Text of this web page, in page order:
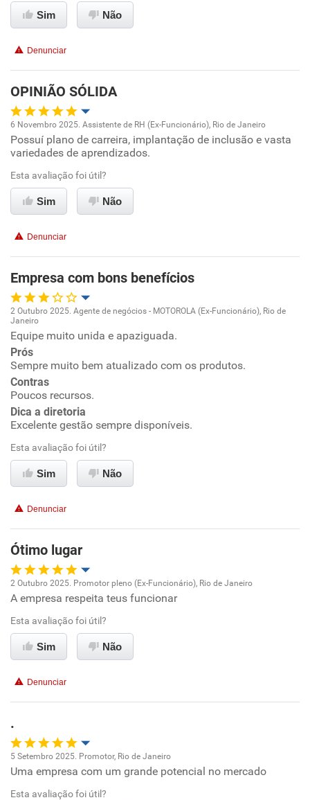
Conciliação com a vida familiar
Benefícios
Recomenda esta empresa
Recomenda a diretoria
Sim Não
Denunciar
OPINIÃO SÓLIDA
Oportunidade de promoção
Ambiente de trabalho
Conciliação com a vida familiar
Recomenda esta empresa
Recomenda a diretoria
6 Novembro 2025. Assistente de RH (Ex-Funcionário), Rio de Janeiro
Possuí plano de carreira, implantação de inclusão e vasta
variedades de aprendizados.
Esta avaliação foi útil?
Sim Não
Denunciar
Empresa com bons benefícios
Oportunidade de promoção
Ambiente de trabalho
Conciliação com a vida familiar
Benefícios
Recomenda a diretoria
2 Outubro 2025. Agente de negócios - MOTOROLA (Ex-Funcionário), Rio de
Janeiro
Equipe muito unida e apaziguada.
Prós
Sempre muito bem atualizado com os produtos.
Contras
Poucos recursos.
Dica a diretoria
Excelente gestão sempre disponíveis.
Esta avaliação foi útil?
Sim Não
Denunciar
Ótimo lugar
Oportunidade de promoção
Ambiente de trabalho
Benefícios
Recomenda esta empresa
Recomenda a diretoria
2 Outubro 2025. Promotor pleno (Ex-Funcionário), Rio de Janeiro
A empresa respeita teus funcionar
Esta avaliação foi útil?
Sim Não
Denunciar
.
Oportunidade de promoção
5 Setembro 2025. Promotor, Rio de Janeiro
Uma empresa com um grande potencial no mercado
Esta avaliação foi útil?